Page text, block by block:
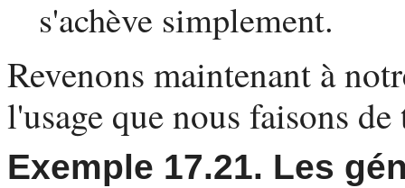
s'achève simplement.
Revenons maintenant à
l'usage que nous faisons
Exemple 17.21. Les